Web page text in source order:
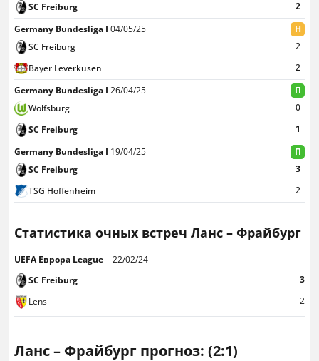
SC Freiburg
2
Germany Bundesliga I 04/05/25 Н
Bayer Leverkusen 2
SC Freiburg 2
Germany Bundesliga I 26/04/25
П
Wolfsburg
0
SC Freiburg
1
Germany Bundesliga I 19/04/25 П
TSG Hoffenheim 2
SC Freiburg 3
Статистика очных встреч Ланс – Фрайбург
UEFA Евроpa League
22/02/24
SC Freiburg
3
Lens
2
Ланс – Фрайбург прогноз: (2:1)